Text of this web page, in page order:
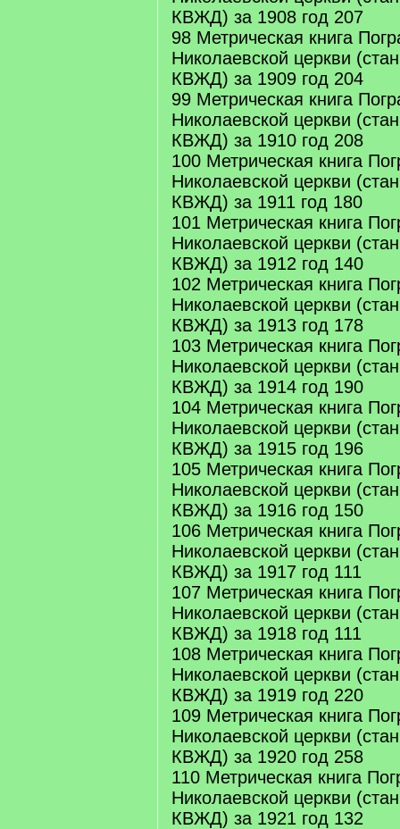
КВЖД) за 1908 год 207
98 Метрическая книга
Николаевской церкви
КВЖД) за 1909 год 204
99 Метрическая книга
Николаевской церкви
КВЖД) за 1910 год 208
100 Метрическая книга
Николаевской церкви
КВЖД) за 1911 год 180
101 Метрическая книга
Николаевской церкви
КВЖД) за 1912 год 140
102 Метрическая книга
Николаевской церкви
КВЖД) за 1913 год 178
103 Метрическая книга
Николаевской церкви
КВЖД) за 1914 год 190
104 Метрическая книга
Николаевской церкви
КВЖД) за 1915 год 196
105 Метрическая книга
Николаевской церкви
КВЖД) за 1916 год 150
106 Метрическая книга
Николаевской церкви
КВЖД) за 1917 год 111
107 Метрическая книга
Николаевской церкви
КВЖД) за 1918 год 111
108 Метрическая книга
Николаевской церкви
КВЖД) за 1919 год 220
109 Метрическая книга
Николаевской церкви
КВЖД) за 1920 год 258
110 Метрическая книга
Николаевской церкви
КВЖД) за 1921 год 132